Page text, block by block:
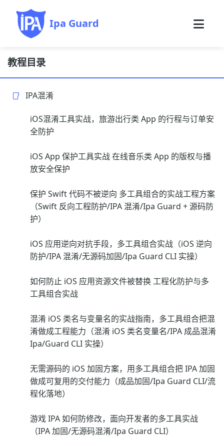
Ipa Guard
教程目录
IPA混淆
iOS混淆工具实战，旅游出行类 App 的行程与订单安
全防护
iOS App 保护工具实战 在线音乐类 App 的版权与播
放安全保护
保护 Swift 代码不被逆向 多工具组合的实战工程方案
（Swift 反向工程防护/IPA 混淆/Ipa Guard + 源码防
护）
iOS 应用逆向对抗手段，多工具组合实战（iOS 逆向
防护/IPA 混淆/无源码加固/Ipa Guard CLI 实操）
如何防止 iOS 应用资源文件被替换 工程化防护与多
工具组合实战
混淆 iOS 类名与变量名的实战指南，多工具组合把混
淆做成工程能力（混淆 iOS 类名变量名/IPA 成品混淆
Ipa/Guard CLI 实操）
无需源码的 iOS 加固方案，用多工具组合把 IPA 加固
做成可复用的交付能力（成品加固/Ipa Guard CLI/流
程化落地）
游戏 IPA 如何防修改，面向开发者的多工具实战
（IPA 加固/无源码混淆/Ipa Guard CLI）